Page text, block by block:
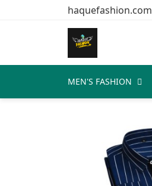
haquefashion.com
MEN'S FASHION